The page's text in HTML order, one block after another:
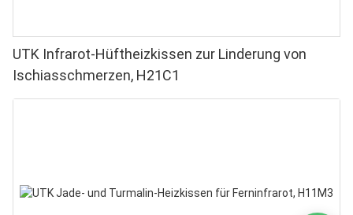
UTK Infrarot-Hüftheizkissen zur Linderung von
Ischiasschmerzen, H21C1